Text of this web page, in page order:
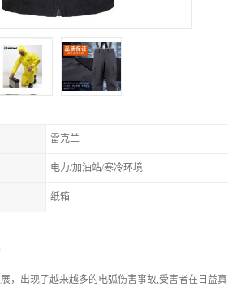
雷克兰
电力/加油站/寒冷环境
纸箱
，出现了越来越多的电弧伤害事故,受害者在日益